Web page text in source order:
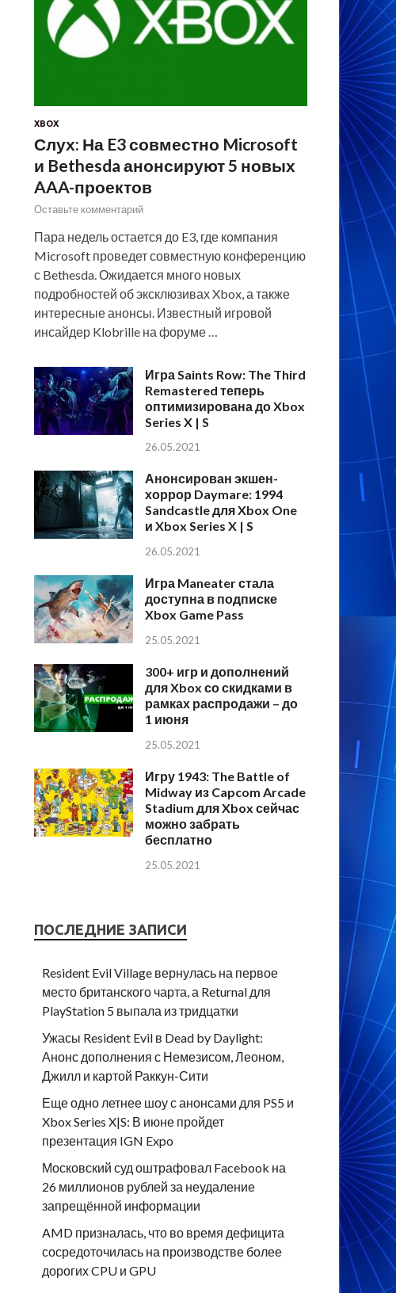
XBOX
Слух: На E3 совместно Microsoft
и Bethesda анонсируют 5 новых
AAA-проектов
Оставьте комментарий
Пара недель остается до E3, где компания
Microsoft проведет совместную конференцию
с Bethesda. Ожидается много новых
подробностей об эксклюзивах Xbox, а также
интересные анонсы. Известный игровой
инсайдер Klobrille на форуме …
Игра Saints Row: The Third
Remastered теперь
оптимизирована до Xbox
Series X | S
26.05.2021
Анонсирован экшен-
хоррор Daymare: 1994
Sandcastle для Xbox One
и Xbox Series X | S
26.05.2021
Игра Maneater стала
доступна в подписке
Xbox Game Pass
25.05.2021
300+ игр и дополнений
для Xbox со скидками в
рамках распродажи – до
1 июня
25.05.2021
Игру 1943: The Battle of
Midway из Capcom Arcade
Stadium для Xbox сейчас
можно забрать
бесплатно
25.05.2021
ПОСЛЕДНИЕ ЗАПИСИ
Resident Evil Village вернулась на первое
место британского чарта, а Returnal для
PlayStation 5 выпала из тридцатки
Ужасы Resident Evil в Dead by Daylight:
Анонс дополнения с Немезисом, Леоном,
Джилл и картой Раккун-Сити
Еще одно летнее шоу с анонсами для PS5 и
Xbox Series X|S: В июне пройдет
презентация IGN Expo
Московский суд оштрафовал Facebook на
26 миллионов рублей за неудаление
запрещённой информации
AMD призналась, что во время дефицита
сосредоточилась на производстве более
дорогих CPU и GPU